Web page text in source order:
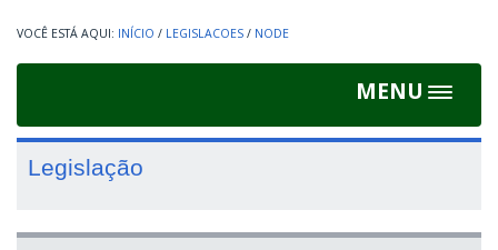
INÍCIO / LEGISLACOES / NODE
MENU
Toggle
Legislação